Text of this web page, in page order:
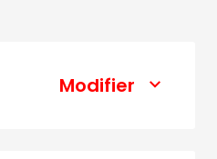
Modifier